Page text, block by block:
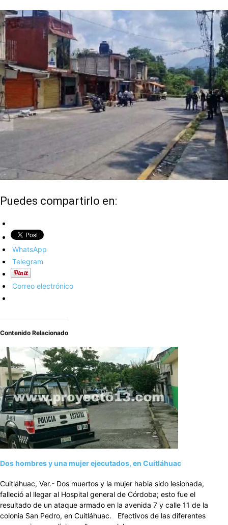
Puedes compartirlo en:
WhatsApp
Telegram
Correo electrónico
Contenido Relacionado
Dos hombres y una mujer ejecutados, en Cuitláhuac
Cuitláhuac, Ver.- Dos muertos y la mujer habia sido lesionada,
falleció al llegar al Hospital general de Córdoba; esto fue el
resultado de un ataque armado en la avenida 7 y calle 11 de la
colonia San Pedro, en Cuitláhuac. Efectivos de las diferentes